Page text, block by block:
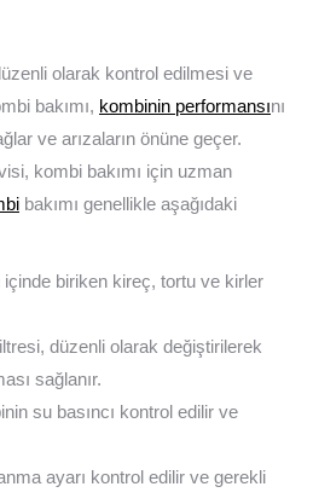
olarak kontrol edilmesi ve
bakımı, kombinin performansını
ve arızaların önüne geçer.
kombi bakımı için uzman
bakımı genellikle aşağıdaki
biriken kireç, tortu ve kirler
düzenli olarak değiştirilerek
sağlanır.
su basıncı kontrol edilir ve
ayarı kontrol edilir ve gerekli